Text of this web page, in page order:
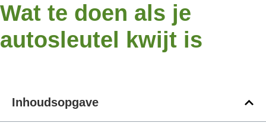
Wat te doen als je
autosleutel kwijt is
Inhoudsopgave